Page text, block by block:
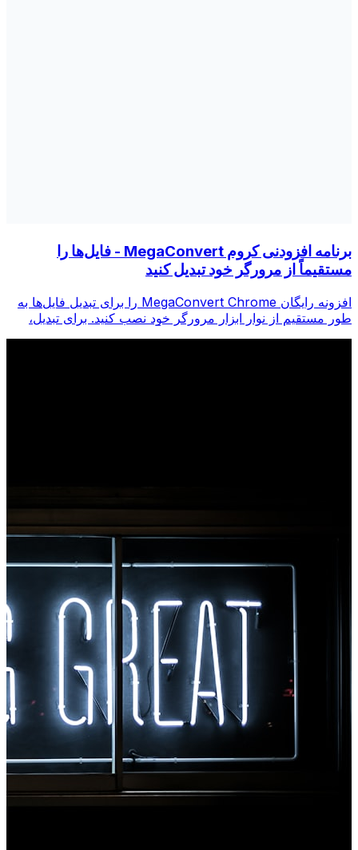
برنامه افزودنی کروم MegaConvert - فایل‌ها را
مستقیماً از مرورگر خود تبدیل کنید
افزونه رایگان MegaConvert Chrome را برای تبدیل فایل‌ها به
طور مستقیم از نوار ابزار مرورگر خود نصب کنید. برای تبدیل،